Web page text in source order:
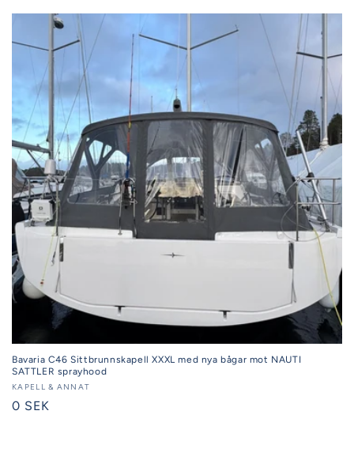
Bavaria C46 Sittbrunnskapell XXXL med nya bågar mot NAUTI
SATTLER sprayhood
Säljare:
KAPELL & ANNAT
Ordinarie
0 SEK